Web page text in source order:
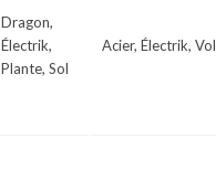
Dragon,
Électrik,
Plante, Sol
Acier, Électrik, Vol